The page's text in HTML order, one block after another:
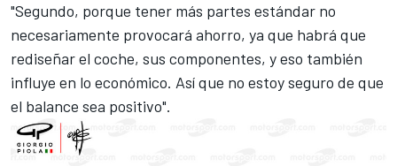
"Segundo, porque tener más partes estándar no
necesariamente provocará ahorro, ya que habrá que
rediseñar el coche, sus componentes, y eso también
influye en lo económico. Así que no estoy seguro de que
el balance sea positivo".